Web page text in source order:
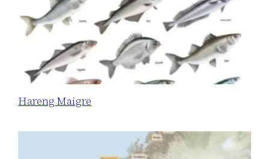
Hareng Maigre